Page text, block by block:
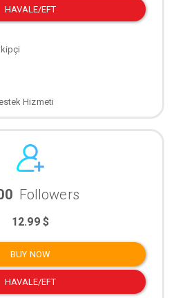
HAVALE/EFT
Hizmeti
Followers
12.99 $
BUY NOW
HAVALE/EFT